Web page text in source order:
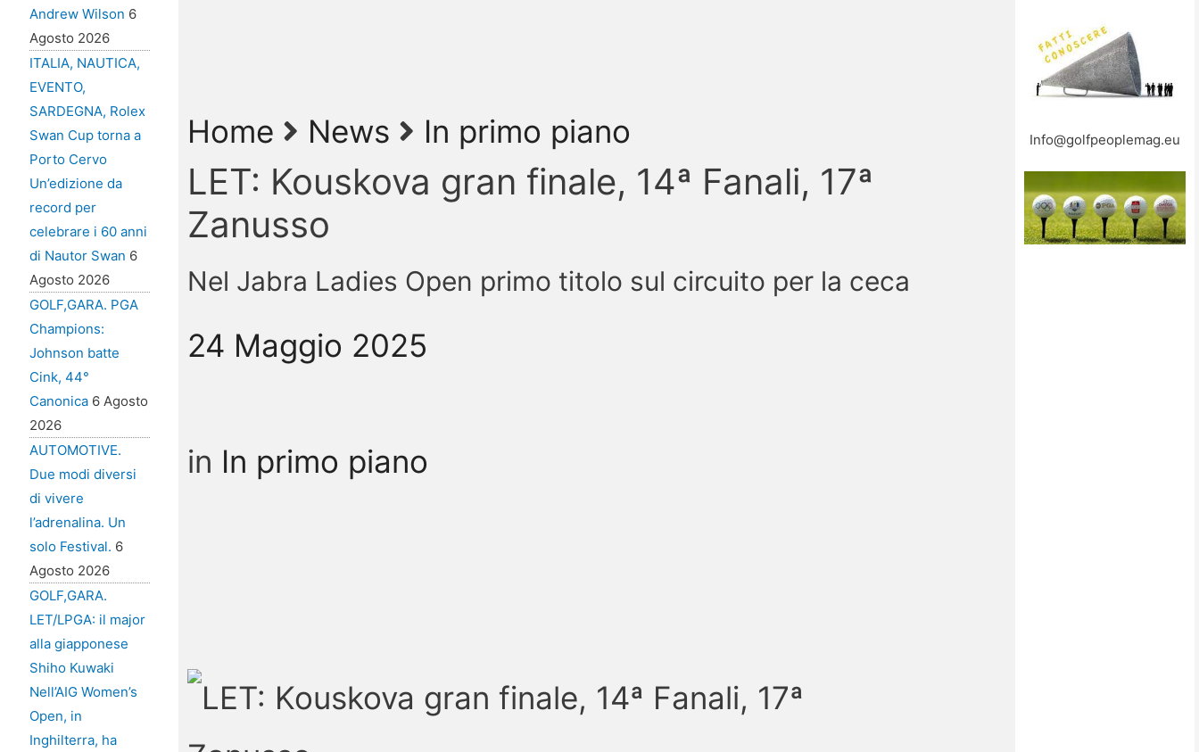
Andrew Wilson 6
Agosto 2026
ITALIA, NAUTICA,
EVENTO,
SARDEGNA, Rolex
Swan Cup torna a
Porto Cervo
Un’edizione da
record per
celebrare i 60 anni
di Nautor Swan 6
Agosto 2026
GOLF,GARA. PGA
Champions:
Johnson batte
Cink, 44°
Canonica 6 Agosto
2026
AUTOMOTIVE.
Due modi diversi
di vivere
l’adrenalina. Un
solo Festival. 6
Agosto 2026
GOLF,GARA.
LET/LPGA: il major
alla giapponese
Shiho Kuwaki
Nell’AIG Women’s
Open, in
Inghilterra, ha
Home News In primo piano
LET: Kouskova gran finale, 14ª Fanali, 17ª
Zanusso
Nel Jabra Ladies Open primo titolo sul circuito per la ceca
24 Maggio 2025
in In primo piano
Info@golfpeoplemag.eu